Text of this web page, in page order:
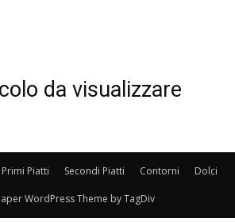
da visualizzare
Primi Piatti Secondi Piatti Contorni Dolci
WordPress Theme by TagDiv